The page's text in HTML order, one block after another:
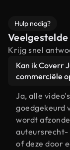
Hulp nodig?
Krijg snel
Kan ik Coverr
commerciële
Ja, alle
goedgekeurd
wordt
auteursrecht-
of deze door